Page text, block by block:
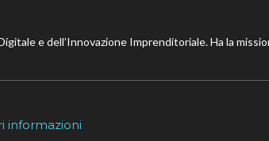
e dell’Innovazione Imprenditoriale. Ha la
informazioni